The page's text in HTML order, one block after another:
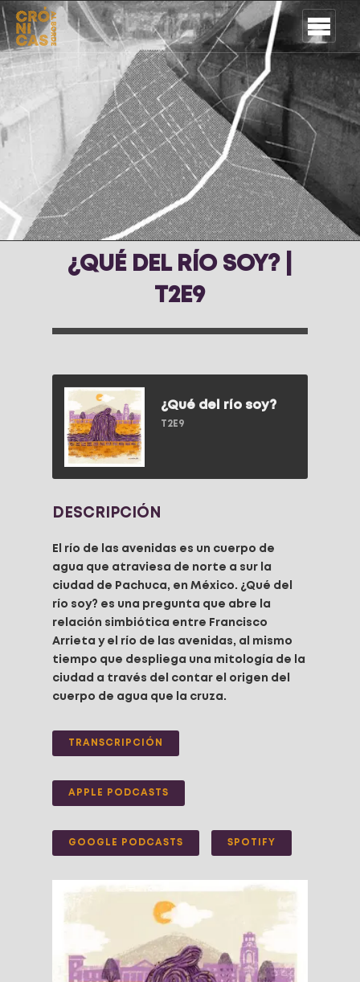
¿QUÉ DEL RÍO SOY? |
T2E9
¿Qué del río soy?
T2E9
DESCRIPCIÓN
El río de las avenidas es un cuerpo de
agua que atraviesa de norte a sur la
ciudad de Pachuca, en México. ¿Qué del
río soy? es una pregunta que abre la
relación simbiótica entre Francisco
Arrieta y el río de las avenidas, al mismo
tiempo que despliega una mitología de la
ciudad a través del contar el origen del
cuerpo de agua que la cruza.
TRANSCRIPCIÓN
APPLE PODCASTS
GOOGLE PODCASTS SPOTIFY